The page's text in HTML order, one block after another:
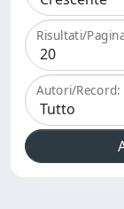
Risultati/
Autori/Record: